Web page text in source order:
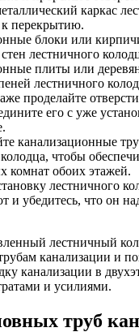
каркас
к перекрытию.
блоки или
лестничного
плиты или
лестничного
проделайте
его с уже
канализационные
чтобы
комнат обоих этажей.
лестничного
и убедитесь, что он
лестничный
канализации и
канализации в
и усилиями.
труб